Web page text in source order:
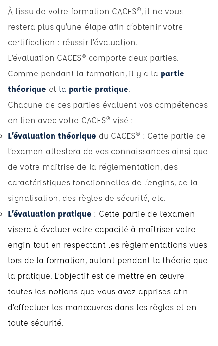
À l’issu de votre formation CACES®, il ne vous
restera plus qu’une étape afin d’obtenir votre
certification : réussir l’évaluation.
L’évaluation CACES® comporte deux parties.
Comme pendant la formation, il y a la partie
théorique et la partie pratique.
Chacune de ces parties évaluent vos compétences
en lien avec votre CACES® visé :
L’évaluation théorique du CACES® : Cette partie de
l’examen attestera de vos connaissances ainsi que
de votre maîtrise de la réglementation, des
caractéristiques fonctionnelles de l’engins, de la
signalisation, des règles de sécurité, etc.
L’évaluation pratique : Cette partie de l’examen
visera à évaluer votre capacité à maîtriser votre
engin tout en respectant les règlementations vues
lors de la formation, autant pendant la théorie que
la pratique. L’objectif est de mettre en œuvre
toutes les notions que vous avez apprises afin
d’effectuer les manœuvres dans les règles et en
toute sécurité.